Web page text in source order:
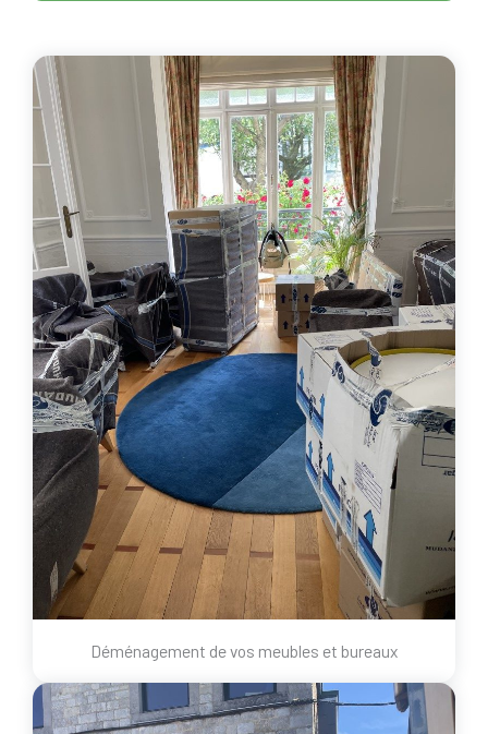
Déménagement de vos meubles et bureaux